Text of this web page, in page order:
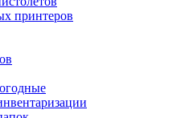
принтеров